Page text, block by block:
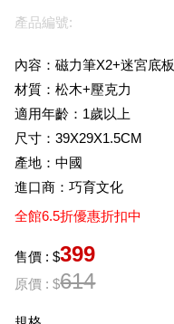
產品編號:
內容：磁力筆X2+迷宮底板
材質：松木+壓克力
適用年齡：1歲以上
尺寸：39X29X1.5CM
產地：中國
進口商：巧育文化
全館6.5折優惠折扣中
售價 : $399
原價 : $614